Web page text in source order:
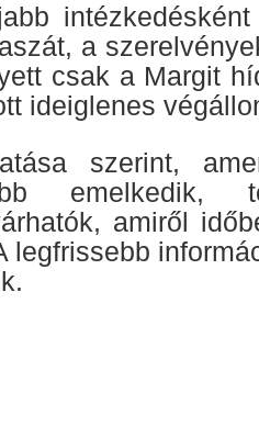
a
csak a Margit
ideiglenes
szerint,
emelkedik,
amiről
legfrissebb